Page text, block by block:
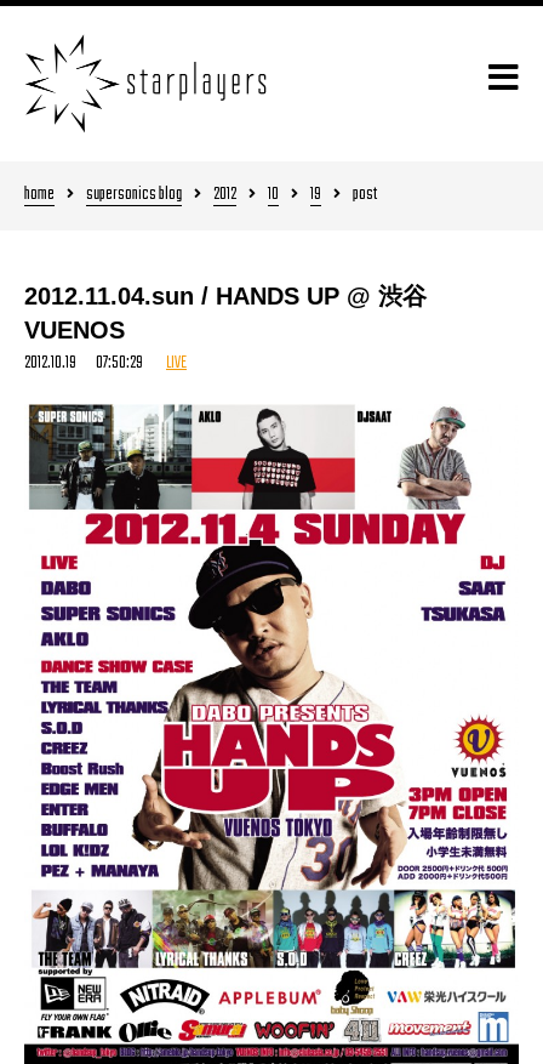
home supersonics blog 2012 10 19 post
2012.11.04.sun / HANDS UP @ 渋谷
VUENOS
2012.10.19 07:50:29 LIVE